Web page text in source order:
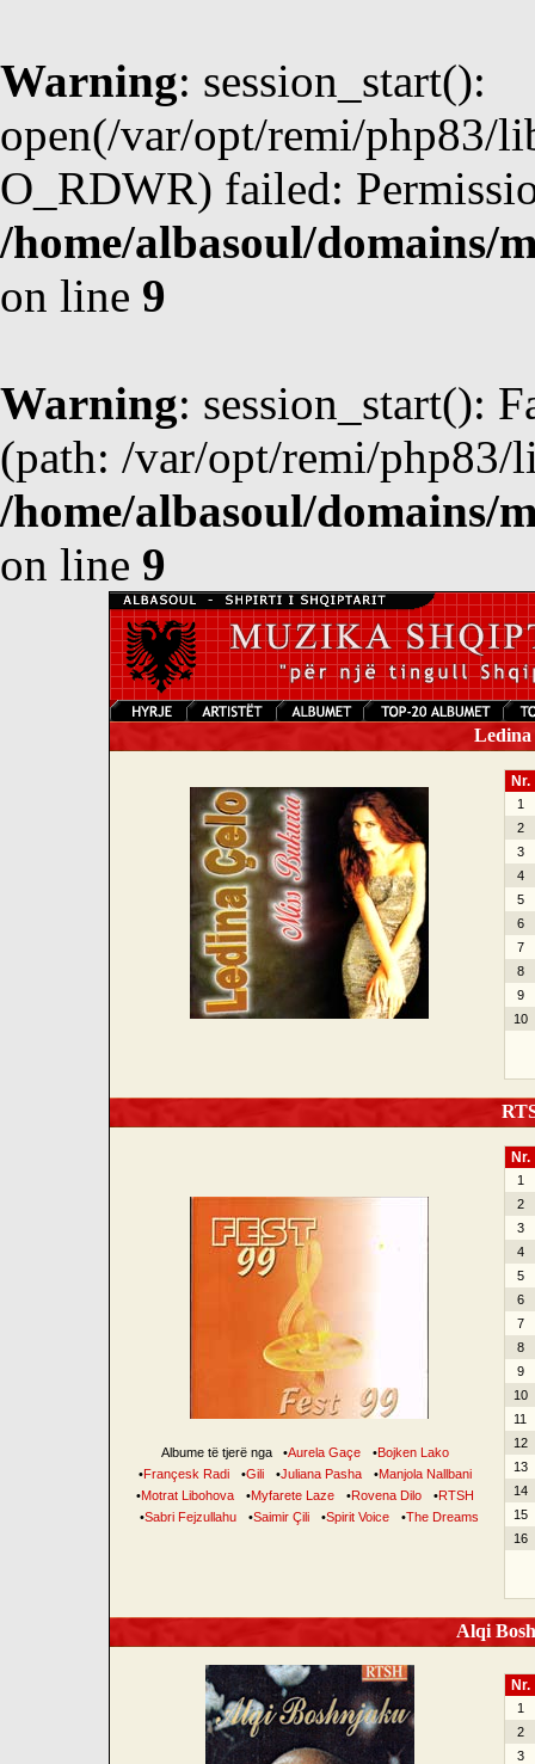
Warning: session_start():
open(/var/opt/remi/php83/
O_RDWR) failed:
/home/albasoul/domains/
on line 9
Warning: session_start():
(path: /var/opt/remi/php83/
/home/albasoul/domains/
on line 9
Nr.
1
2
3
4
5
6
7
8
9
10
Albume të tjerë nga •Aurela Gaçe •Bojken Lako
•Françesk Radi •Gili •Juliana Pasha •Manjola Nallbani
•Motrat Libohova •Myfarete Laze •Rovena Dilo •RTSH
•Sabri Fejzullahu •Saimir Çili •Spirit Voice •The Dreams
Nr.
1
2
3
4
5
6
7
8
9
10
11
12
13
14
15
16
Alqi
Nr.
1
2
3